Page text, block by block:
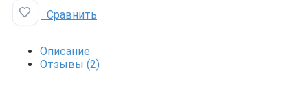
Добавить в избранное
Сравнить
Описание
Отзывы (2)